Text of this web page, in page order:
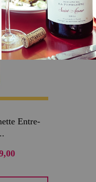
Entre-